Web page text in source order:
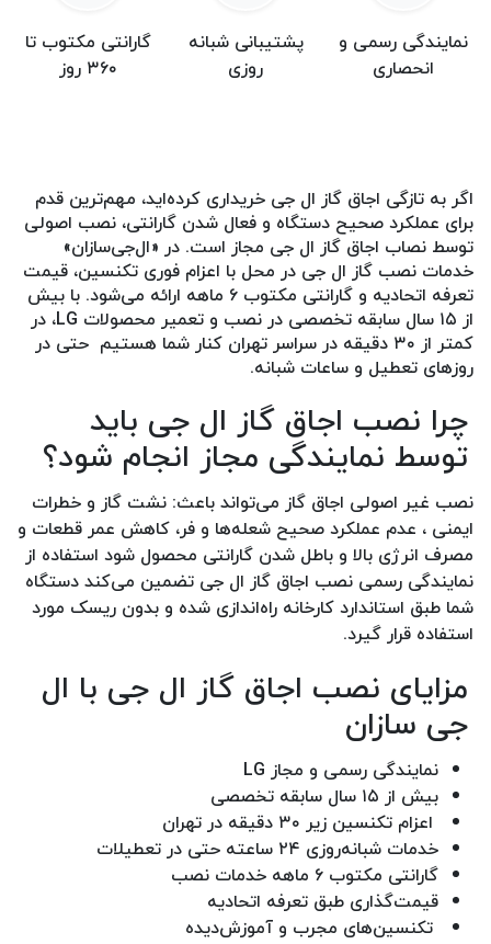
نمایندگی رسمی و
انحصاری
پشتیبانی شبانه
روزی
گارانتی مکتوب تا
۳۶۰ روز
اگر به‌ تازگی اجاق گاز ال جی خریداری کرده‌اید، مهم‌ترین قدم
برای عملکرد صحیح دستگاه و فعال شدن گارانتی، نصب اصولی
توسط نصاب اجاق گاز ال جی مجاز است. در «ال‌جی‌سازان»
خدمات نصب گاز ال جی در محل با اعزام فوری تکنسین، قیمت
تعرفه اتحادیه و گارانتی مکتوب ۶ ماهه ارائه می‌شود. با بیش
از ۱۵ سال سابقه تخصصی در نصب و تعمیر محصولات LG، در
کمتر از ۳۰ دقیقه در سراسر تهران کنار شما هستیم حتی در
روزهای تعطیل و ساعات شبانه.
چرا نصب اجاق گاز ال جی باید
توسط نمایندگی مجاز انجام شود؟
نصب غیر اصولی اجاق گاز می‌تواند باعث: نشت گاز و خطرات
ایمنی ، عدم عملکرد صحیح شعله‌ها و فر، کاهش عمر قطعات و
مصرف انرژی بالا و باطل شدن گارانتی محصول شود استفاده از
نمایندگی رسمی نصب اجاق گاز ال جی تضمین می‌کند دستگاه
شما طبق استاندارد کارخانه راه‌اندازی شده و بدون ریسک مورد
استفاده قرار گیرد.
مزایای نصب اجاق گاز ال جی با ال‌
جی‌ سازان
نمایندگی رسمی و مجاز LG
بیش از ۱۵ سال سابقه تخصصی
اعزام تکنسین زیر ۳۰ دقیقه در تهران
خدمات شبانه‌روزی ۲۴ ساعته حتی در تعطیلات
گارانتی مکتوب ۶ ماهه خدمات نصب
قیمت‌گذاری طبق تعرفه اتحادیه
تکنسین‌های مجرب و آموزش‌دیده